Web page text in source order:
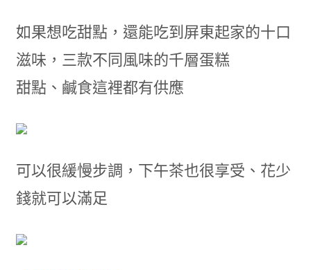
如果想吃甜點，還能吃到屏東起家的十口
滋味，三款不同風味的千層蛋糕
甜點、鹹食這裡都有供應
可以很緩慢步調，下午茶也很享受、花少
錢就可以滿足